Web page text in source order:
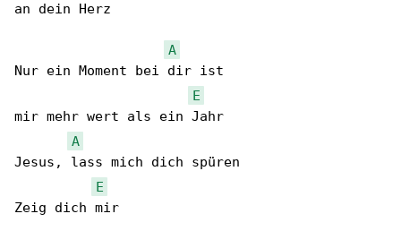
an dein Herz
A
Nur ein Moment bei dir ist
E
mir mehr wert als ein Jahr
A
Jesus, lass mich dich spüren
E
Zeig dich mir